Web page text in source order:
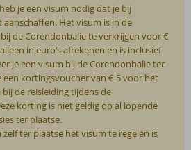
je een visum nodig dat je bij
Het visum is in de
de Corendonbalie te verkrijgen voor €
in euro’s afrekenen en is inclusief
je een visum bij de Corendonbalie ter
een kortingsvoucher van € 5 voor het
de reisleiding tijdens de
korting is niet geldig op al lopende
ter plaatse.
ter plaatse het visum te regelen is